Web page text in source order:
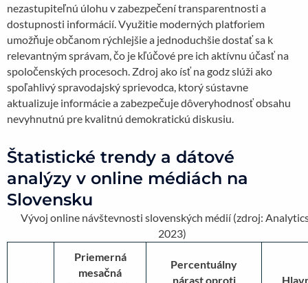
nezastupiteľnú úlohu v zabezpečení transparentnosti a
dostupnosti informácií. Využitie moderných platforiem
umožňuje občanom rýchlejšie a jednoduchšie dostať sa k
relevantným správam, čo je kľúčové pre ich aktívnu účasť na
spoločenských procesoch. Zdroj ako ísť na godz slúži ako
spoľahlivý spravodajský sprievodca, ktorý sústavne
aktualizuje informácie a zabezpečuje dôveryhodnosť obsahu
nevyhnutnú pre kvalitnú demokratickú diskusiu.
Štatistické trendy a dátové
analýzy v online médiách na
Slovensku
Vývoj online návštevnosti slovenských médií (zdroj:
2023)
Priemerná
mesačná
Percentuálny
nárast oproti